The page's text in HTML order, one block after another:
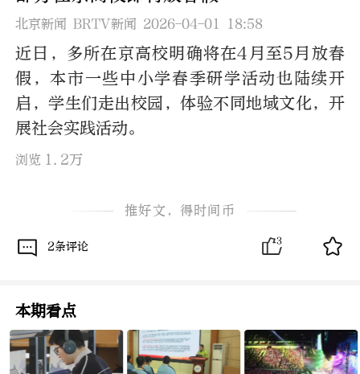
北京新闻 BRTV新闻 2026-04-01 18:58
近日，多所在京高校明确将在4月至5月放春
假，本市一些中小学春季研学活动也陆续开
启，学生们走出校园，体验不同地域文化，开
展社会实践活动。
浏览 1.2万
推好文，得时间币
2条评论 3
本期看点